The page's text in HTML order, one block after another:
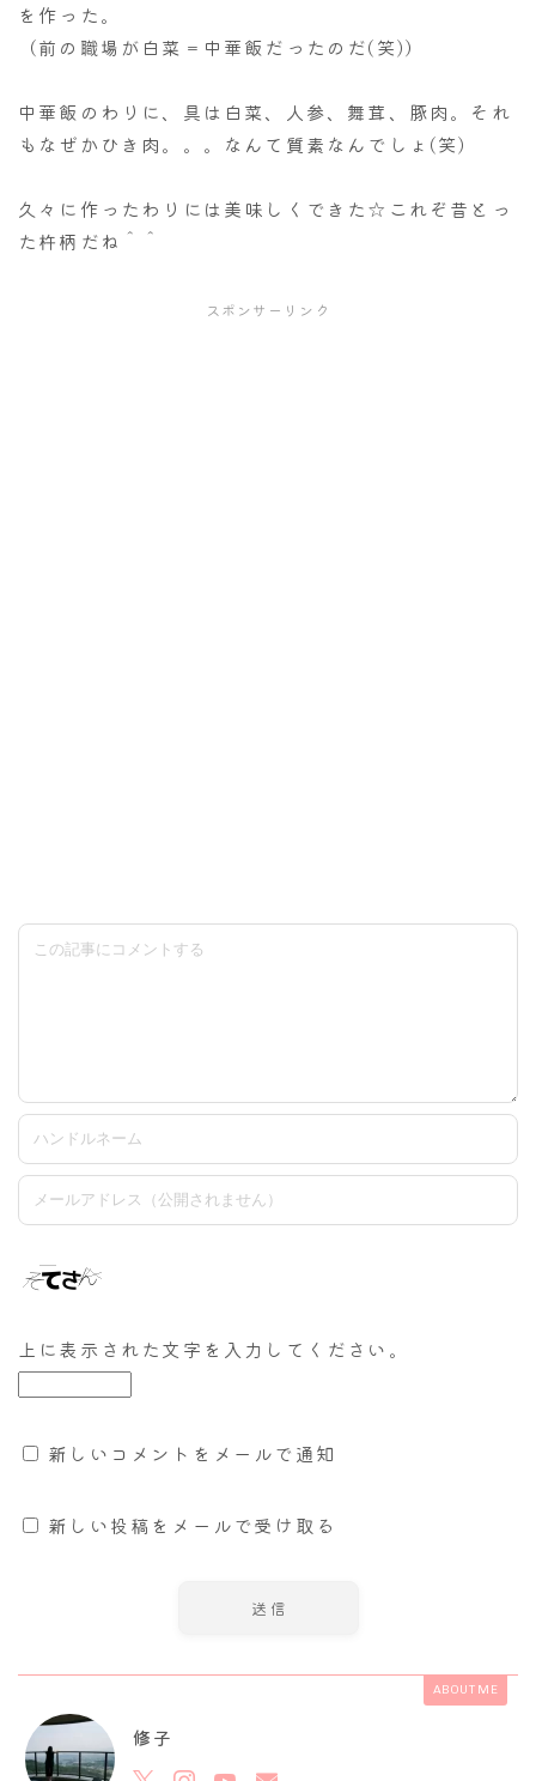
を作った。
（前の職場が白菜＝中華飯だったのだ(笑)）
中華飯のわりに、具は白菜、人参、舞茸、豚肉。それ
もなぜかひき肉。。。なんて質素なんでしょ(笑)
久々に作ったわりには美味しくできた☆これぞ昔とっ
た杵柄だね＾＾
スポンサーリンク
上に表示された文字を入力してください。
新しいコメントをメールで通知
新しい投稿をメールで受け取る
ABOUT ME
修子